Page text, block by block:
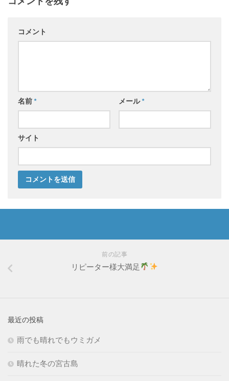
コメント
名前* メール*
サイト
前の記事
リピーター様大満足
最近の投稿
雨でも晴れでもウミガメ
晴れた冬の宮古島